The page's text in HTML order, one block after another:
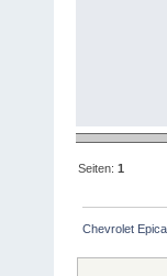
Seiten:1
Chevrolet